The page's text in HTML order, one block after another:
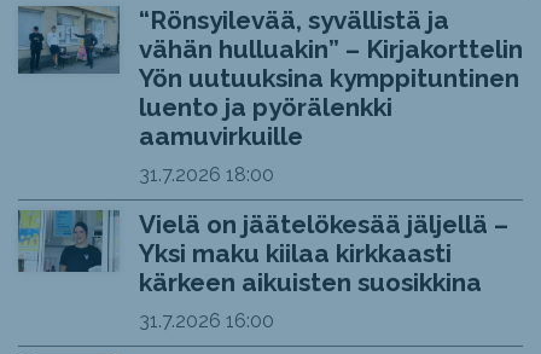
“Rönsyilevää, syvällistä ja
vähän hulluakin” – Kirjakorttelin
Yön uutuuksina kymppituntinen
luento ja pyörälenkki
aamuvirkuille
31.7.2026 18:00
Vielä on jäätelökesää jäljellä –
Yksi maku kiilaa kirkkaasti
kärkeen aikuisten suosikkina
31.7.2026 16:00